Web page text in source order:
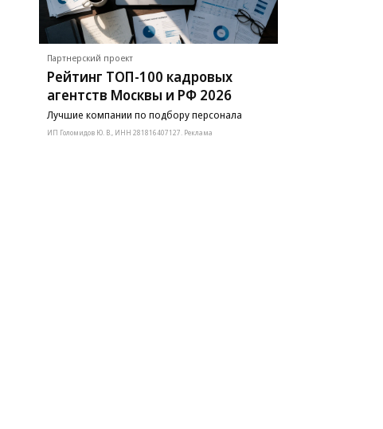
Партнерский проект
Рейтинг ТОП-100 кадровых
агентств Москвы и РФ 2026
Лучшие компании по подбору персонала
ИП Голомидов Ю. В., ИНН 281816407127. Реклама